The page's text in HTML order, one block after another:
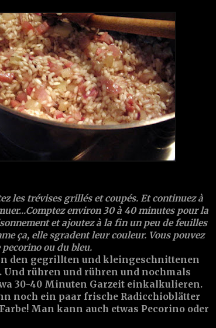
les trévises grillés et coupés. Et continuez à
environ 30 à 40 minutes pour la
et ajoutez à la fin un peu de feuilles
ça, elle sgradent leur couleur. Vous pouvez
ou du bleu.
den gegrillten und kleingeschnittenen
Und rühren und rühren und nochmals
30-40 Minuten Garzeit einkalkulieren.
noch ein paar frische Radicchioblätter
Man kann auch etwas Pecorino oder